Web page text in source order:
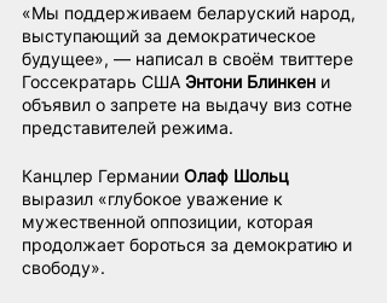
«Мы поддерживаем беларуский народ,
выступающий за демократическое
будущее», — написал в своём твиттере
Госсекратарь США Энтони Блинкен и
объявил о запрете на выдачу виз сотне
представителей режима.
Канцлер Германии Олаф Шольц
выразил «глубокое уважение к
мужественной оппозиции, которая
продолжает бороться за демократию и
свободу».